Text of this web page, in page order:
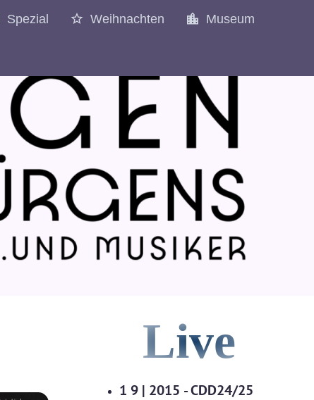
Spezial Weihnachten Museum
Live
1 9 | 2015 - CDD24/25